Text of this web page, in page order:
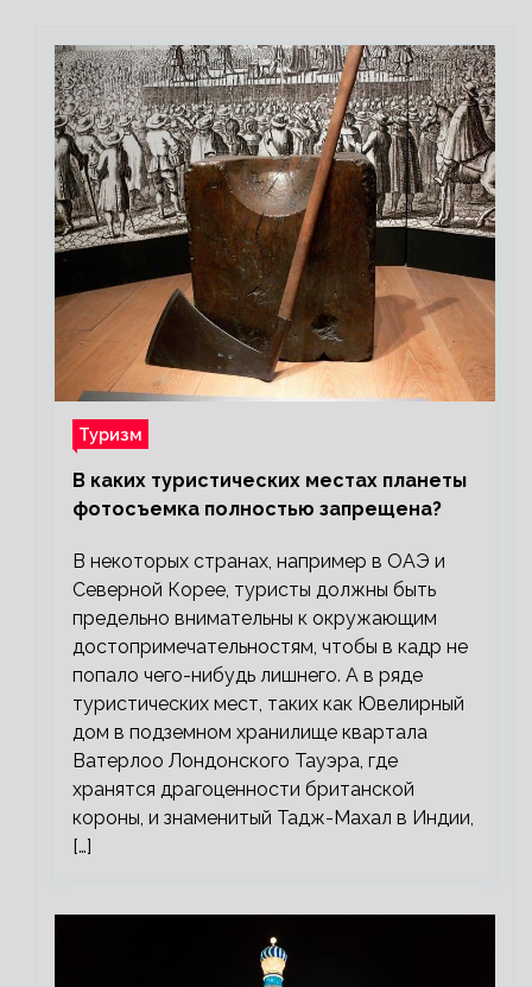
Туризм
В каких туристических местах планеты
фотосъемка полностью запрещена?
В некоторых странах, например в ОАЭ и
Северной Корее, туристы должны быть
предельно внимательны к окружающим
достопримечательностям, чтобы в кадр не
попало чего-нибудь лишнего. А в ряде
туристических мест, таких как Ювелирный
дом в подземном хранилище квартала
Ватерлоо Лондонского Тауэра, где
хранятся драгоценности британской
короны, и знаменитый Тадж-Махал в Индии,
[…]